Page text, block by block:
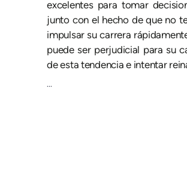
excelentes para tomar
junto con el hecho de que no
impulsar su carrera
puede ser perjudicial para su
de esta tendencia e intentar
...